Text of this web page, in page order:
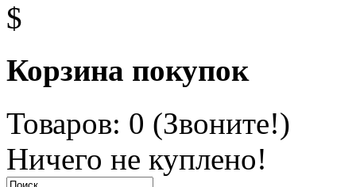
$
Корзина покупок
Товаров: 0 (Звоните!)
Ничего не куплено!